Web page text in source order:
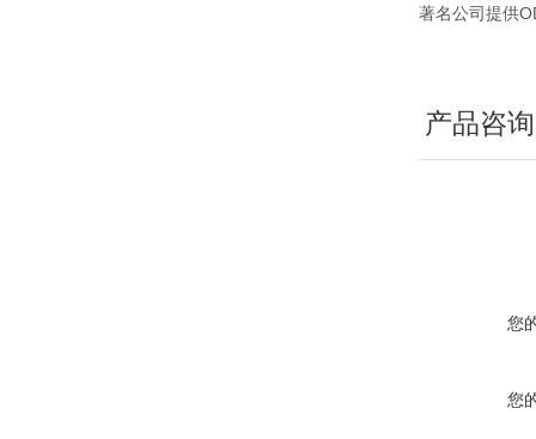
著名公司提供
产品咨询
您
您